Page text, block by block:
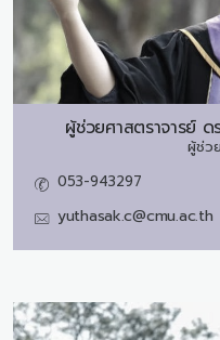
ผู้ช่วยศาสตราจารย์ ด
ผู้ช่ว
053-943297
yuthasak.c@cmu.ac.th